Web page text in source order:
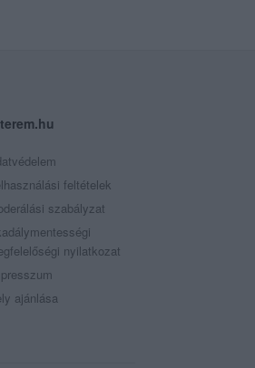
feltételek
szabályzat
nyilatkozat
ajánlása